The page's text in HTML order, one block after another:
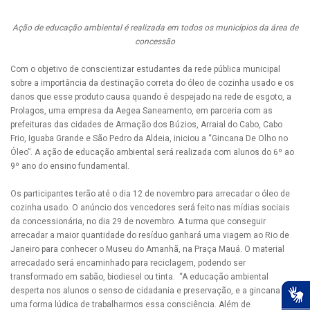
Ação de educação ambiental é realizada em todos os municípios da área de
concessão
Com o objetivo de conscientizar estudantes da rede pública municipal
sobre a importância da destinação correta do óleo de cozinha usado e os
danos que esse produto causa quando é despejado na rede de esgoto, a
Prolagos, uma empresa da Aegea Saneamento, em parceria com as
prefeituras das cidades de Armação dos Búzios, Arraial do Cabo, Cabo
Frio, Iguaba Grande e São Pedro da Aldeia, iniciou a “Gincana De Olho no
Óleo”. A ação de educação ambiental será realizada com alunos do 6º ao
9º ano do ensino fundamental.
Os participantes terão até o dia 12 de novembro para arrecadar o óleo de
cozinha usado. O anúncio dos vencedores será feito nas mídias sociais
da concessionária, no dia 29 de novembro. A turma que conseguir
arrecadar a maior quantidade do resíduo ganhará uma viagem ao Rio de
Janeiro para conhecer o Museu do Amanhã, na Praça Mauá. O material
arrecadado será encaminhado para reciclagem, podendo ser
transformado em sabão, biodiesel ou tinta. “A educação ambiental
desperta nos alunos o senso de cidadania e preservação, e a gincana é
uma forma lúdica de trabalharmos essa consciência. Além de